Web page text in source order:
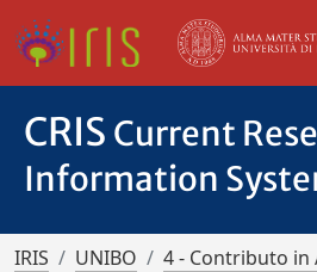
CRIS Current
Information
IRIS UNIBO
4 - Contributo in